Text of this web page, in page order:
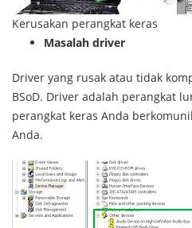
Kerusakan perangkat keras
Masalah driver
Driver yang rusak atau tidak
BSoD. Driver adalah perangkat
perangkat keras Anda
Anda.